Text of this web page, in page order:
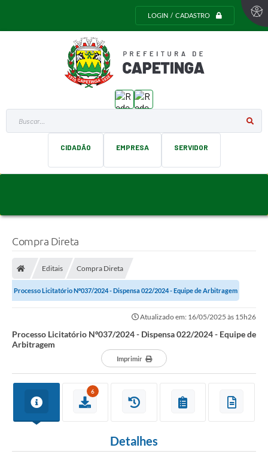
LOGIN / CADASTRO
Buscar...
CIDADÃO EMPRESA SERVIDOR
Compra Direta
Editais Compra Direta
Processo Licitatório Nº037/2024 - Dispensa 022/2024 - Equipe de Arbitragem
Atualizado em: 16/05/2025 às 15h26
Processo Licitatório Nº037/2024 - Dispensa 022/2024 - Equipe de
Arbitragem
Imprimir
6
Detalhes